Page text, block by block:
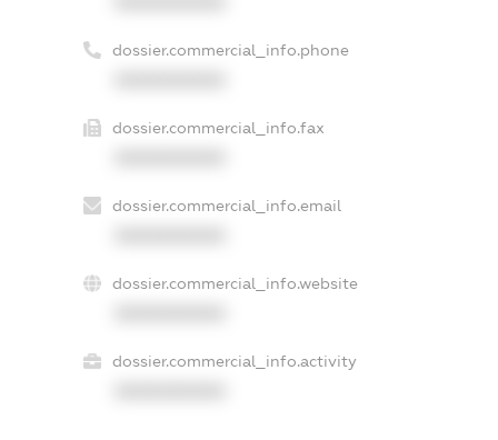
dossier.commercial_info.phone
dossier.commercial_info.fax
dossier.commercial_info.email
dossier.commercial_info.website
dossier.commercial_info.activity